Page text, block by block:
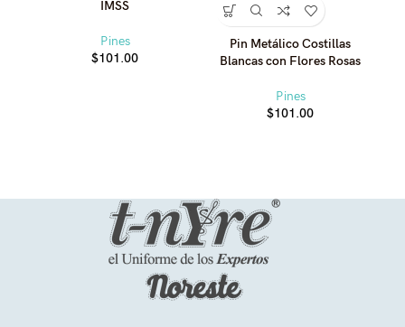
IMSS
Pines
$101.00
Pin Metálico Costillas
Blancas con Flores Rosas
Pines
$101.00